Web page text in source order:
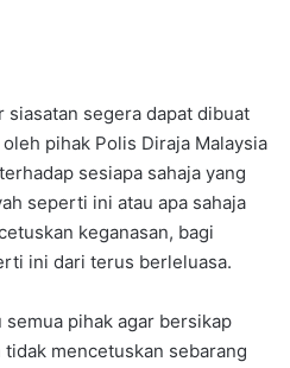
siasatan segera dapat dibuat
pihak Polis Diraja Malaysia
sesiapa sahaja yang
seperti ini atau apa sahaja
keganasan, bagi
ini dari terus berleluasa.
semua pihak agar bersikap
mencetuskan sebarang